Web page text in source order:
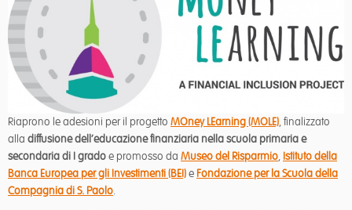
Riaprono le adesioni per il progetto MOney LEarning (MOLE), finalizzato
alla diffusione dell’educazione finanziaria nella scuola primaria e
secondaria di I gradoe promosso da Museo del Risparmio, Istituto della
Banca Europea per gli Investimenti (BEI)e Fondazione per la Scuola della
Compagnia di S. Paolo.